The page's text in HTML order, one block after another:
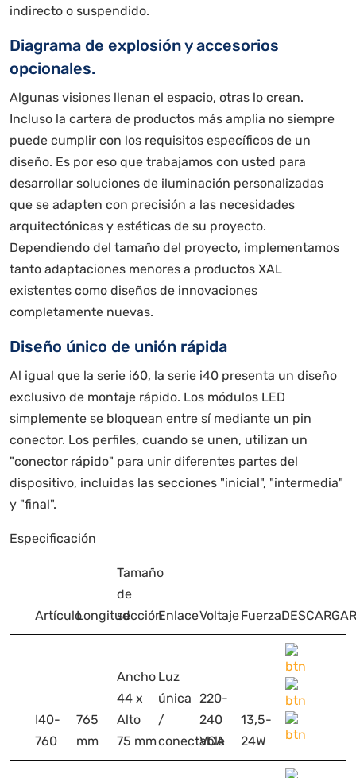
indirecto o suspendido.
Diagrama de explosión y accesorios
opcionales.
Algunas visiones llenan el espacio, otras lo crean.
Incluso la cartera de productos más amplia no siempre
puede cumplir con los requisitos específicos de un
diseño. Es por eso que trabajamos con usted para
desarrollar soluciones de iluminación personalizadas
que se adapten con precisión a las necesidades
arquitectónicas y estéticas de su proyecto.
Dependiendo del tamaño del proyecto, implementamos
tanto adaptaciones menores a productos XAL
existentes como diseños de innovaciones
completamente nuevas.
Diseño único de unión rápida
Al igual que la serie i60, la serie i40 presenta un diseño
exclusivo de montaje rápido. Los módulos LED
simplemente se bloquean entre sí mediante un pin
conector. Los perfiles, cuando se unen, utilizan un
"conector rápido" para unir diferentes partes del
dispositivo, incluidas las secciones "inicial", "intermedia"
y "final".
Especificación
ArtículoLongitud
Tamaño
de
secciónEnlaceVoltajeFuerza
I40-
760
765
mm
Ancho
44 x
Alto
75 mm
Luz
única
/
conectable
220-
240
VCA
13,5-
24W